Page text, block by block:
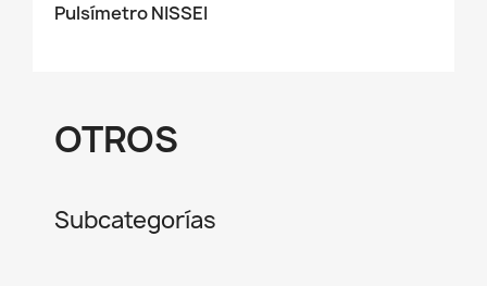
Pulsímetro NISSEI
OTROS
Subcategorías